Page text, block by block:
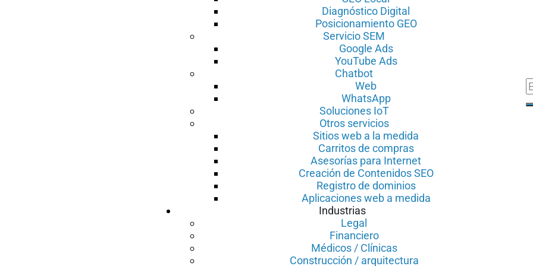
Diagnóstico Digital
Posicionamiento GEO
Servicio SEM
Google Ads
YouTube Ads
Chatbot
Web
WhatsApp
Soluciones IoT
Otros servicios
Sitios web a la medida
Carritos de compras
Asesorías para Internet
Creación de Contenidos SEO
Registro de dominios
Aplicaciones web a medida
Industrias
Legal
Financiero
Médicos / Clínicas
Construcción / arquitectura